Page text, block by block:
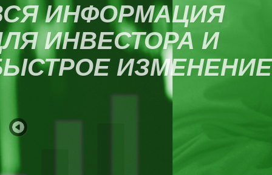
ДОБРО
НА KING
ВСЕ О HYIP И НЕ